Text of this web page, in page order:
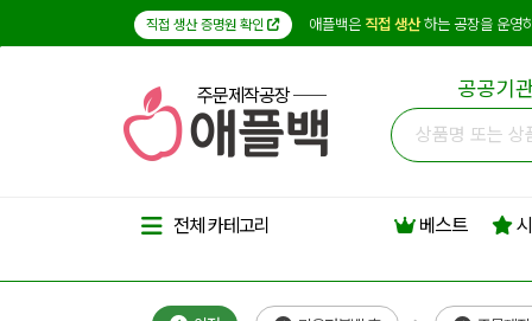
직접 생산 증명원 확인 애플백은 직접 생산하는 공장을 운영
주문제작공장 공공기
전체 카테고리 베스트